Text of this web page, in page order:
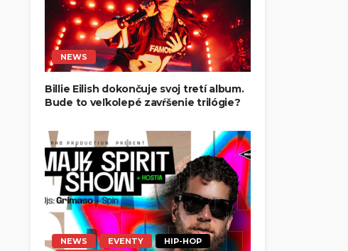
NEWS
Billie Eilish dokončuje svoj tretí album.
Bude to veľkolepé zavŕšenie trilógie?
NEWS EVENTY
HIP-HOP